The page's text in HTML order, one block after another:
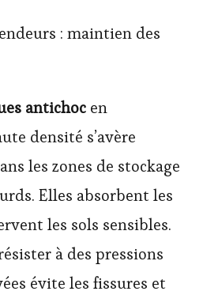
: maintien des
antichoc en
densité s’avère
les zones de stockage
Elles absorbent les
les sols sensibles.
à des pressions
évite les fissures et